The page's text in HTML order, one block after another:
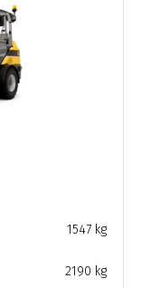
1547 kg
2190 kg